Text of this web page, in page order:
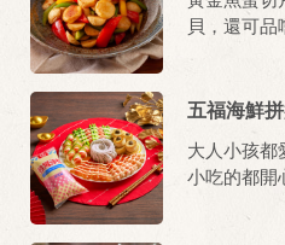
貝，還可品
五福海鮮
大人小孩都
小吃的都開